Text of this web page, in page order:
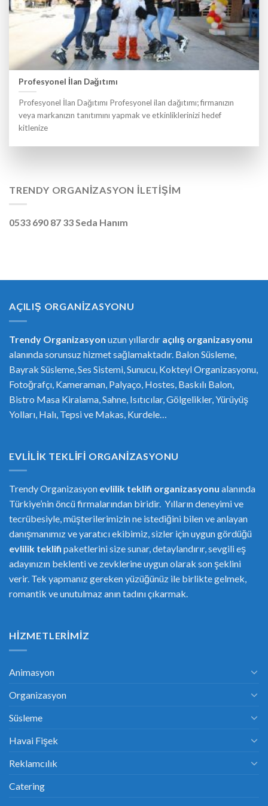
Profesyonel İlan Dağıtımı
Profesyonel İlan Dağıtımı Profesyonel ilan dağıtımı; firmanızın
veya markanızın tanıtımını yapmak ve etkinliklerinizi hedef
kitlenize
TRENDY ORGANIZASYON İLETIŞIM
0533 690 87 33 Seda Hanım
AÇILIŞ ORGANIZASYONU
Trendy Organizasyon uzun yıllardır açılış organizasyonu
alanında sorunsuz hizmet sağlamaktadır. Balon Süsleme,
Bayrak Süsleme, Ses Sistemi, Sunucu, Kokteyl Organizasyonu,
Fotoğrafçı, Kameraman, Palyaço, Hostes, Baskılı Balon,
Bistro Masa Kiralama, Sahne, Isıtıcılar, Gölgelikler, Yürüyüş
Yolları, Halı, Tepsi ve Makas, Kurdele…
EVLILIK TEKLIFI ORGANIZASYONU
Trendy Organizasyon evlilik teklifi organizasyonu alanında
Türkiye’nin öncü firmalarından biridir. Yılların deneyimi ve
tecrübesiyle, müşterilerimizin ne istediğini bilen ve anlayan
danışmanımız ve yaratıcı ekibimiz, sizler için uygun gördüğü
evlilik teklifi paketlerini size sunar, detaylandırır, sevgili eş
adayınızın beklenti ve zevklerine uygun olarak son şeklini
verir. Tek yapmanız gereken yüzüğünüz ile birlikte gelmek,
romantik ve unutulmaz anın tadını çıkarmak.
HIZMETLERIMIZ
Animasyon
Organizasyon
Süsleme
Havai Fişek
Reklamcılık
Catering